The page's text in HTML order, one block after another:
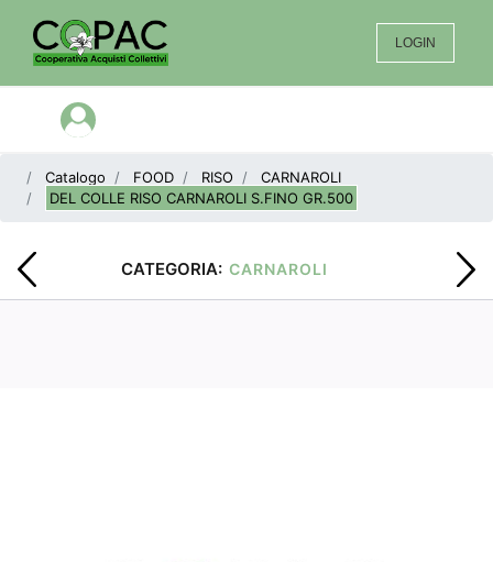
LOGIN
Open menu
Catalogo FOOD RISO
CARNAROLI
DEL COLLE RISO CARNAROLI S.FINO GR.500
CATEGORIA: CARNAROLI